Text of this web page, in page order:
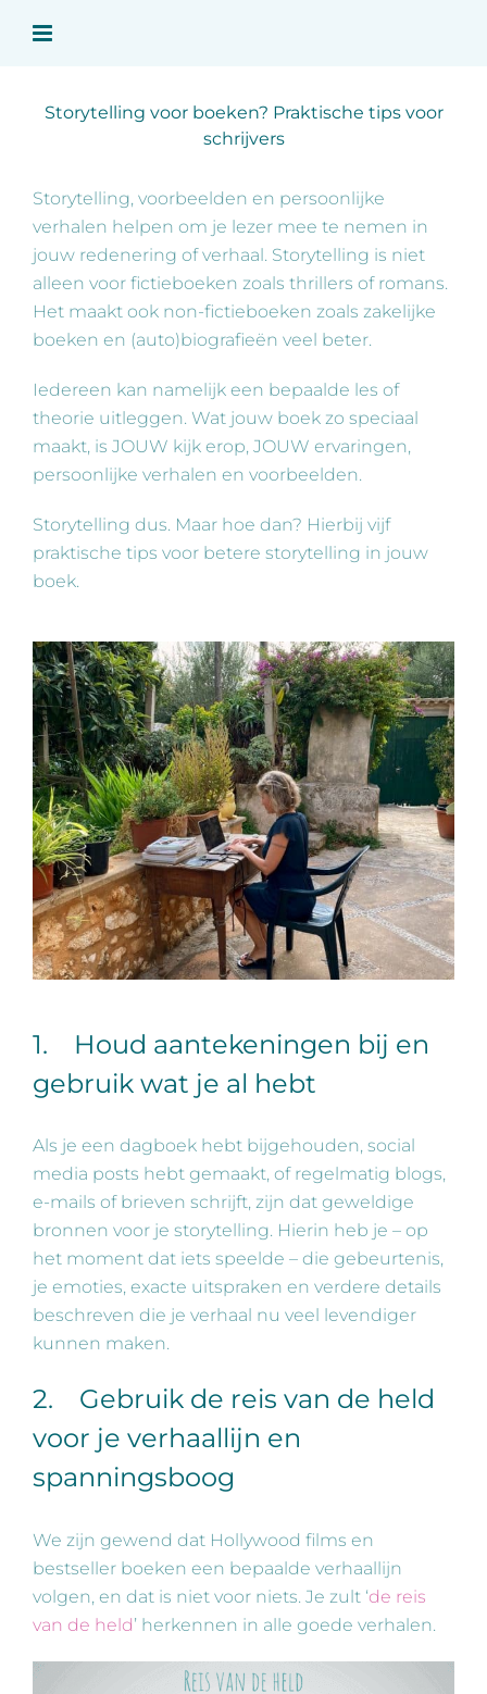
naar
Storytelling voor boeken? Praktische tips voor
schrijvers
Storytelling, voorbeelden en persoonlijke
verhalen helpen om je lezer mee te nemen in
jouw redenering of verhaal. Storytelling is niet
alleen voor fictieboeken zoals thrillers of romans.
Het maakt ook non-fictieboeken zoals zakelijke
boeken en (auto)biografieën veel beter.
Iedereen kan namelijk een bepaalde les of
theorie uitleggen. Wat jouw boek zo speciaal
maakt, is JOUW kijk erop, JOUW ervaringen,
persoonlijke verhalen en voorbeelden.
Storytelling dus. Maar hoe dan? Hierbij vijf
praktische tips voor betere storytelling in jouw
boek.
1. Houd aantekeningen bij en
gebruik wat je al hebt
Als je een dagboek hebt bijgehouden, social
media posts hebt gemaakt, of regelmatig blogs,
e-mails of brieven schrijft, zijn dat geweldige
bronnen voor je storytelling. Hierin heb je – op
het moment dat iets speelde – die gebeurtenis,
je emoties, exacte uitspraken en verdere details
beschreven die je verhaal nu veel levendiger
kunnen maken.
2. Gebruik de reis van de held
voor je verhaallijn en
spanningsboog
We zijn gewend dat Hollywood films en
bestseller boeken een bepaalde verhaallijn
volgen, en dat is niet voor niets. Je zult ‘de reis
van de held’ herkennen in alle goede verhalen.